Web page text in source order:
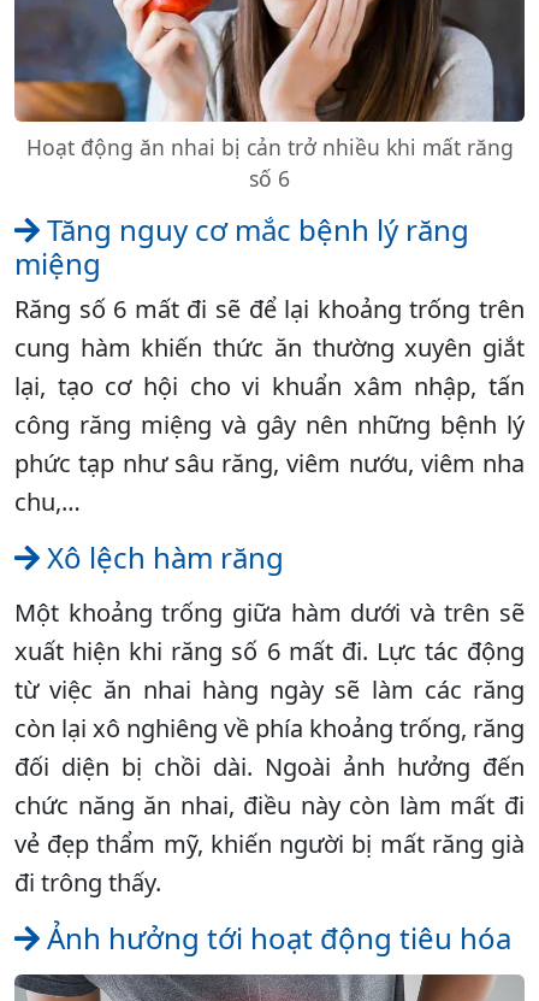
Hoạt động ăn nhai bị cản trở nhiều khi mất răng
số 6
Tăng nguy cơ mắc bệnh lý răng
miệng
Răng số 6 mất đi sẽ để lại khoảng trống trên
cung hàm khiến thức ăn thường xuyên giắt
lại, tạo cơ hội cho vi khuẩn xâm nhập, tấn
công răng miệng và gây nên những bệnh lý
phức tạp như sâu răng, viêm nướu, viêm nha
chu,…
Xô lệch hàm răng
Một khoảng trống giữa hàm dưới và trên sẽ
xuất hiện khi răng số 6 mất đi. Lực tác động
từ việc ăn nhai hàng ngày sẽ làm các răng
còn lại xô nghiêng về phía khoảng trống, răng
đối diện bị chồi dài. Ngoài ảnh hưởng đến
chức năng ăn nhai, điều này còn làm mất đi
vẻ đẹp thẩm mỹ, khiến người bị mất răng già
đi trông thấy.
Ảnh hưởng tới hoạt động tiêu hóa